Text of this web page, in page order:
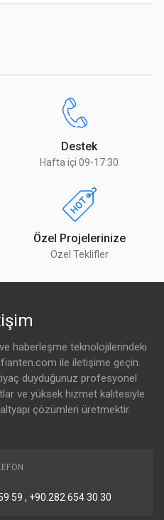
Destek
Hafta içi 09-17:30
Özel Projelerinize
Özel Teklifler
haberleşme teknolojilerindeki
ile iletişime geçin.
duyduğunuz profesyonel
ve yüksek hizmet kalitesiyle
çözümleri üretmektir.
59 , +90.282 654 30 30